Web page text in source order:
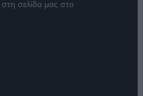
στη σελίδα μας στο